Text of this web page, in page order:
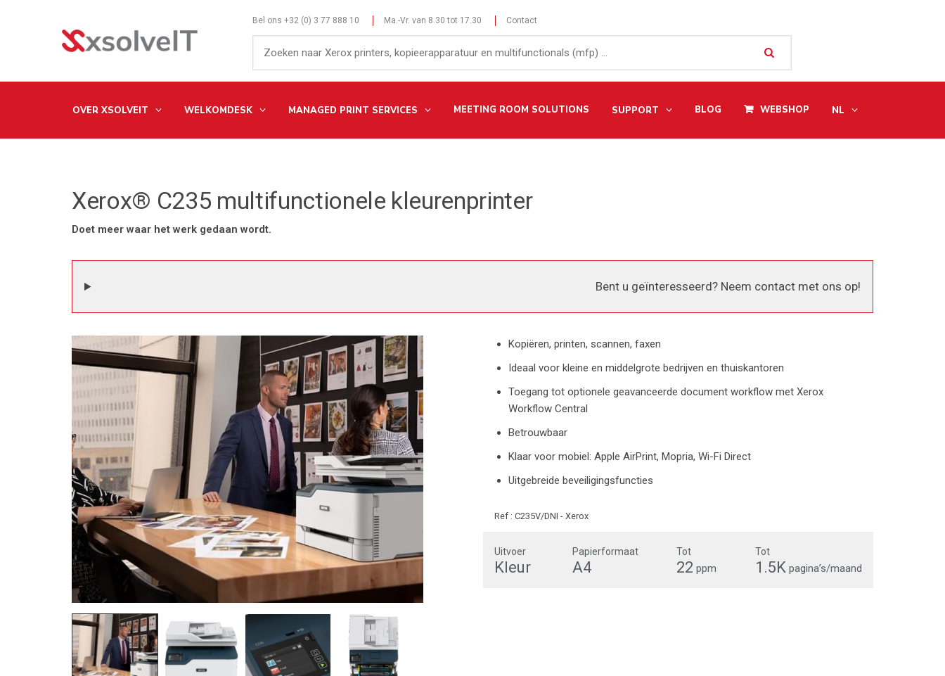
Bel ons +32 (0) 3 77 888 10 Ma.-Vr. van 8.30 tot 17.30 Contact
OVER XSOLVEIT WELKOMDESK MANAGED PRINT SERVICES MEETING ROOM SOLUTIONS SUPPORT BLOG WEBSHOP NL
Xerox® C235 multifunctionele kleurenprinter
Doet meer waar het werk gedaan wordt.
Bent u geïnteresseerd? Neem contact met ons op!
Kopiëren, printen, scannen, faxen
Ideaal voor kleine en middelgrote bedrijven en thuiskantoren
Toegang tot optionele geavanceerde document workflow met Xerox
Workflow Central
Betrouwbaar
Klaar voor mobiel: Apple AirPrint, Mopria, Wi-Fi Direct
Uitgebreide beveiligingsfuncties
Ref : C235V/DNI - Xerox
Uitvoer
Kleur
Papierformaat
A4
Tot
22 ppm
Tot
1.5K pagina’s/maand